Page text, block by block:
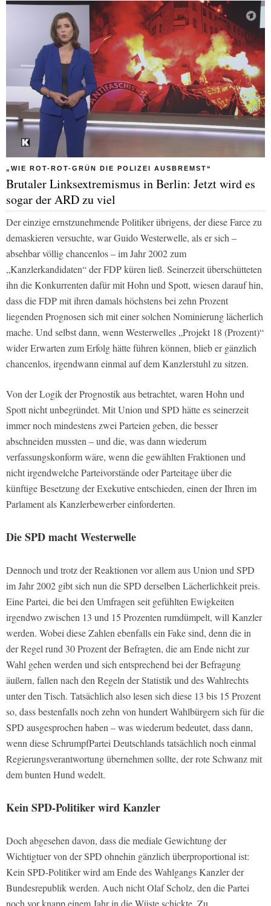
„WIE ROT-ROT-GRÜN DIE POLIZEI AUSBREMST“
Brutaler Linksextremismus in Berlin: Jetzt wird es
sogar der ARD zu viel
Der einzige ernstzunehmende Politiker übrigens, der diese Farce zu
demaskieren versuchte, war Guido Westerwelle, als er sich –
absehbar völlig chancenlos – im Jahr 2002 zum
„Kanzlerkandidaten“ der FDP küren ließ. Seinerzeit überschütteten
ihn die Konkurrenten dafür mit Hohn und Spott, wiesen darauf hin,
dass die FDP mit ihren damals höchstens bei zehn Prozent
liegenden Prognosen sich mit einer solchen Nominierung lächerlich
mache. Und selbst dann, wenn Westerwelles „Projekt 18 (Prozent)“
wider Erwarten zum Erfolg hätte führen können, blieb er gänzlich
chancenlos, irgendwann einmal auf dem Kanzlerstuhl zu sitzen.
Von der Logik der Prognostik aus betrachtet, waren Hohn und
Spott nicht unbegründet. Mit Union und SPD hätte es seinerzeit
immer noch mindestens zwei Parteien geben, die besser
abschneiden mussten – und die, was dann wiederum
verfassungskonform wäre, wenn die gewählten Fraktionen und
nicht irgendwelche Parteivorstände oder Parteitage über die
künftige Besetzung der Exekutive entschieden, einen der Ihren im
Parlament als Kanzlerbewerber einforderten.
Die SPD macht Westerwelle
Dennoch und trotz der Reaktionen vor allem aus Union und SPD
im Jahr 2002 gibt sich nun die SPD derselben Lächerlichkeit preis.
Eine Partei, die bei den Umfragen seit gefühlten Ewigkeiten
irgendwo zwischen 13 und 15 Prozenten rumdümpelt, will Kanzler
werden. Wobei diese Zahlen ebenfalls ein Fake sind, denn die in
der Regel rund 30 Prozent der Befragten, die am Ende nicht zur
Wahl gehen werden und sich entsprechend bei der Befragung
äußern, fallen nach den Regeln der Statistik und des Wahlrechts
unter den Tisch. Tatsächlich also lesen sich diese 13 bis 15 Prozent
so, dass bestenfalls noch zehn von hundert Wahlbürgern sich für die
SPD ausgesprochen haben – was wiederum bedeutet, dass dann,
wenn diese SchrumpfPartei Deutschlands tatsächlich noch einmal
Regierungsverantwortung übernehmen sollte, der rote Schwanz mit
dem bunten Hund wedelt.
Kein SPD-Politiker wird Kanzler
Doch abgesehen davon, dass die mediale Gewichtung der
Wichtigtuer von der SPD ohnehin gänzlich überproportional ist:
Kein SPD-Politiker wird am Ende des Wahlgangs Kanzler der
Bundesrepublik werden. Auch nicht Olaf Scholz, den die Partei
noch vor knapp einem Jahr in die Wüste schickte. Zu